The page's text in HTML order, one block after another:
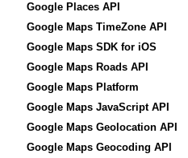
Google Places API
Google Maps TimeZone API
Google Maps SDK for iOS
Google Maps Roads API
Google Maps Platform
Google Maps JavaScript API
Google Maps Geolocation API
Google Maps Geocoding API